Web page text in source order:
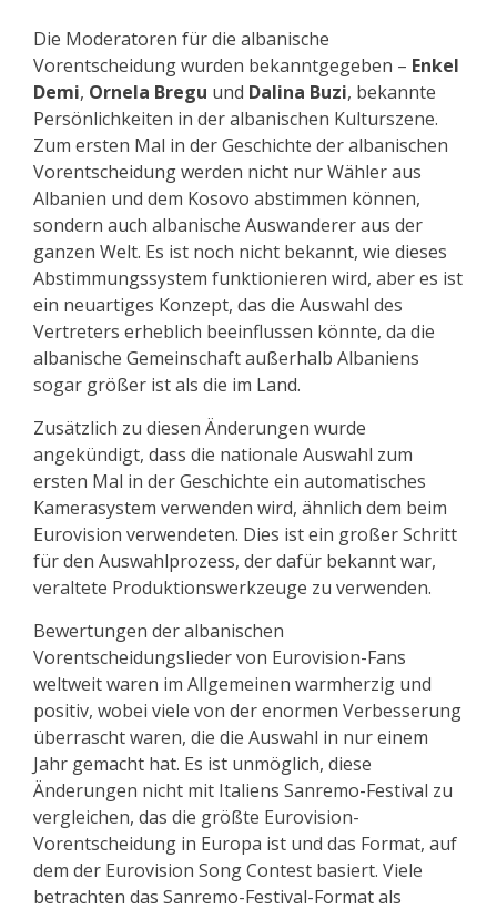
Die Moderatoren für die albanische
Vorentscheidung wurden bekanntgegeben – Enkel
Demi, Ornela Bregu und Dalina Buzi, bekannte
Persönlichkeiten in der albanischen Kulturszene.
Zum ersten Mal in der Geschichte der albanischen
Vorentscheidung werden nicht nur Wähler aus
Albanien und dem Kosovo abstimmen können,
sondern auch albanische Auswanderer aus der
ganzen Welt. Es ist noch nicht bekannt, wie dieses
Abstimmungssystem funktionieren wird, aber es ist
ein neuartiges Konzept, das die Auswahl des
Vertreters erheblich beeinflussen könnte, da die
albanische Gemeinschaft außerhalb Albaniens
sogar größer ist als die im Land.
Zusätzlich zu diesen Änderungen wurde
angekündigt, dass die nationale Auswahl zum
ersten Mal in der Geschichte ein automatisches
Kamerasystem verwenden wird, ähnlich dem beim
Eurovision verwendeten. Dies ist ein großer Schritt
für den Auswahlprozess, der dafür bekannt war,
veraltete Produktionswerkzeuge zu verwenden.
Bewertungen der albanischen
Vorentscheidungslieder von Eurovision-Fans
weltweit waren im Allgemeinen warmherzig und
positiv, wobei viele von der enormen Verbesserung
überrascht waren, die die Auswahl in nur einem
Jahr gemacht hat. Es ist unmöglich, diese
Änderungen nicht mit Italiens Sanremo-Festival zu
vergleichen, das die größte Eurovision-
Vorentscheidung in Europa ist und das Format, auf
dem der Eurovision Song Contest basiert. Viele
betrachten das Sanremo-Festival-Format als